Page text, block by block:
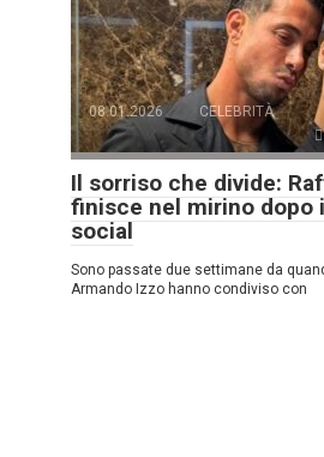
08.01.2026
CELEBRITÀ
Il sorriso che divide:
finisce nel mirino dopo
social
Sono passate due settimane da
Armando Izzo hanno condiviso con